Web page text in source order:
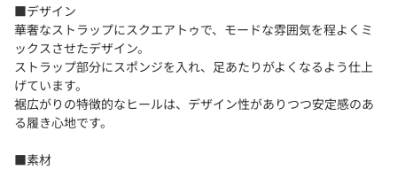
■デザイン
華奢なストラップにスクエアトゥで、モードな雰囲気を程よくミ
ックスさせたデザイン。
ストラップ部分にスポンジを入れ、足あたりがよくなるよう仕上
げています。
裾広がりの特徴的なヒールは、デザイン性がありつつ安定感のあ
る履き心地です。
■素材